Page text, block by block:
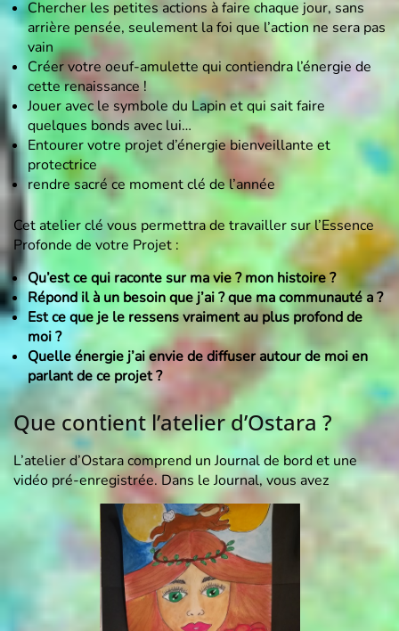
Chercher les petites actions à faire chaque jour, sans
arrière pensée, seulement la foi que l’action ne sera pas
vain
Créer votre oeuf-amulette qui contiendra l’énergie de
cette renaissance !
Jouer avec le symbole du Lapin et qui sait faire
quelques bonds avec lui…
Entourer votre projet d’énergie bienveillante et
protectrice
rendre sacré ce moment clé de l’année
Cet atelier clé vous permettra de travailler sur l’Essence
Profonde de votre Projet :
Qu’est ce qui raconte sur ma vie ? mon histoire ?
Répond il à un besoin que j’ai ? que ma communauté a ?
Est ce que je le ressens vraiment au plus profond de
moi ?
Quelle énergie j’ai envie de diffuser autour de moi en
parlant de ce projet ?
Que contient l’atelier d’Ostara ?
L’atelier d’Ostara comprend un Journal de bord et une
vidéo pré-enregistrée. Dans le Journal, vous avez